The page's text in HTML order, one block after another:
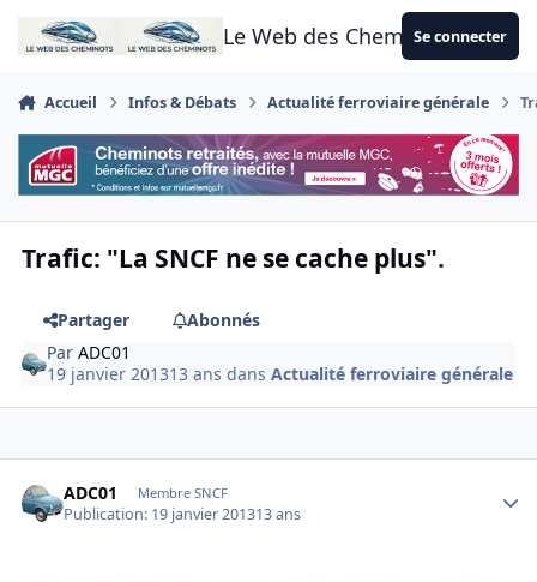
Aller au contenu
Le Web des CheminotsSe connecter
Accueil Infos & Débats Actualité ferroviaire générale
Trafic: "La SNCF ne se cache plus".
Partager
Abonnés
ParADC01
19 janvier 201313 ans dansActualité ferroviaire générale
ADC01 Membre SNCF
Publication: 19 janvier 201313 ans